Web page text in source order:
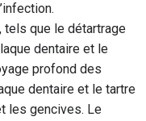
que le détartrage
dentaire et le
profond des
dentaire et le tartre
les gencives. Le